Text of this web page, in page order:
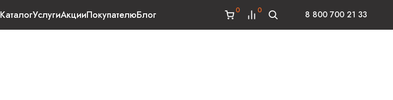
КаталогУслугиАкцииПокупателюБлог 0 0 8 800 700 21 33